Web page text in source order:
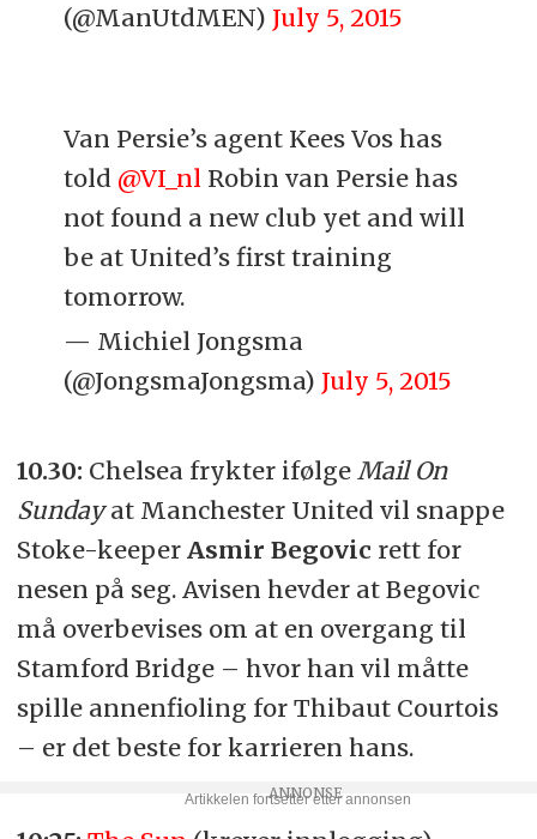
(@ManUtdMEN) July 5, 2015
Van Persie’s agent Kees Vos has
told @VI_nl Robin van Persie has
not found a new club yet and will
be at United’s first training
tomorrow.
— Michiel Jongsma
(@JongsmaJongsma) July 5, 2015
10.30: Chelsea frykter ifølge Mail On
Sundayat Manchester United vil snappe
Stoke-keeper Asmir Begovic rett for
nesen på seg. Avisen hevder at Begovic
må overbevises om at en overgang til
Stamford Bridge – hvor han vil måtte
spille annenfioling for Thibaut Courtois
– er det beste for karrieren hans.